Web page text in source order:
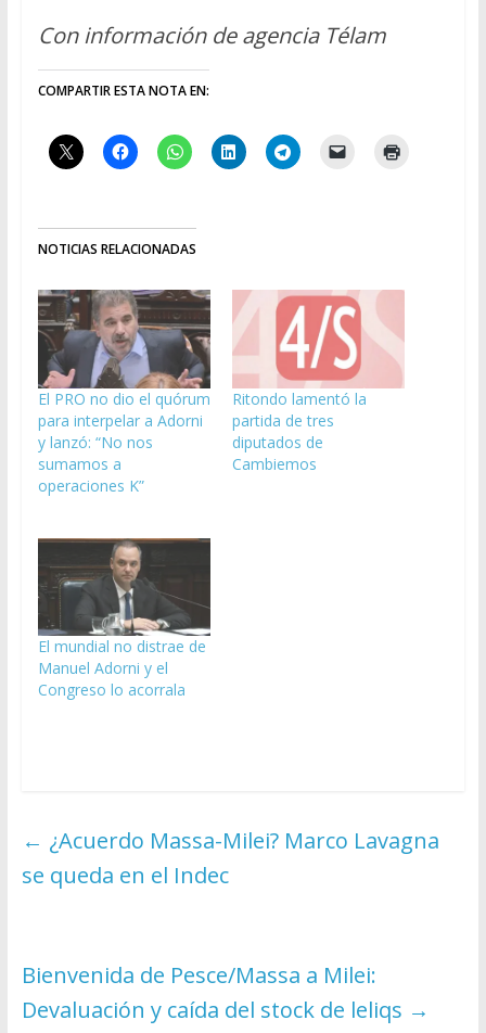
Con información de agencia Télam
COMPARTIR ESTA NOTA EN:
NOTICIAS RELACIONADAS
El PRO no dio el quórum
para interpelar a Adorni
y lanzó: “No nos
sumamos a
operaciones K”
Ritondo lamentó la
partida de tres
diputados de
Cambiemos
El mundial no distrae de
Manuel Adorni y el
Congreso lo acorrala
← ¿Acuerdo Massa-Milei? Marco Lavagna
se queda en el Indec
Bienvenida de Pesce/Massa a Milei:
Devaluación y caída del stock de leliqs →